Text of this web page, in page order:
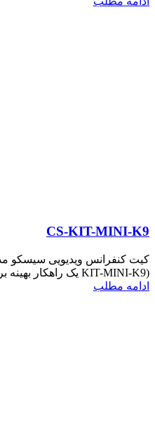
CS-KIT-MINI-K9
KIT-MINI-K9) یک راهکار بهینه برای اتاق‌های جلسات کوچک اس...
ادامه مطلب